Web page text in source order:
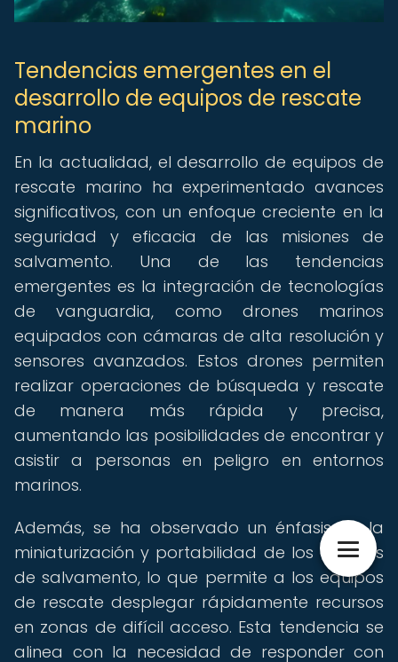
Tendencias emergentes en el
desarrollo de equipos de rescate
marino
En la actualidad, el desarrollo de equipos de
rescate marino ha experimentado avances
significativos, con un enfoque creciente en la
seguridad y eficacia de las misiones de
salvamento. Una de las tendencias
emergentes es la integración de tecnologías
de vanguardia, como drones marinos
equipados con cámaras de alta resolución y
sensores avanzados. Estos drones permiten
realizar operaciones de búsqueda y rescate
de manera más rápida y precisa,
aumentando las posibilidades de encontrar y
asistir a personas en peligro en entornos
marinos.
Además, se ha observado un énfasis en la
miniaturización y portabilidad de los equipos
de salvamento, lo que permite a los equipos
de rescate desplegar rápidamente recursos
en zonas de difícil acceso. Esta tendencia se
alinea con la necesidad de responder con